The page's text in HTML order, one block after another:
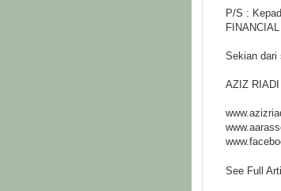
P/S :
Sekian dari
AZIZ
See Full